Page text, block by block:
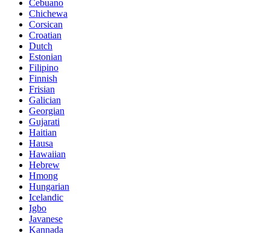
Cebuano
Chichewa
Corsican
Croatian
Dutch
Estonian
Filipino
Finnish
Frisian
Galician
Georgian
Gujarati
Haitian
Hausa
Hawaiian
Hebrew
Hmong
Hungarian
Icelandic
Igbo
Javanese
Kannada